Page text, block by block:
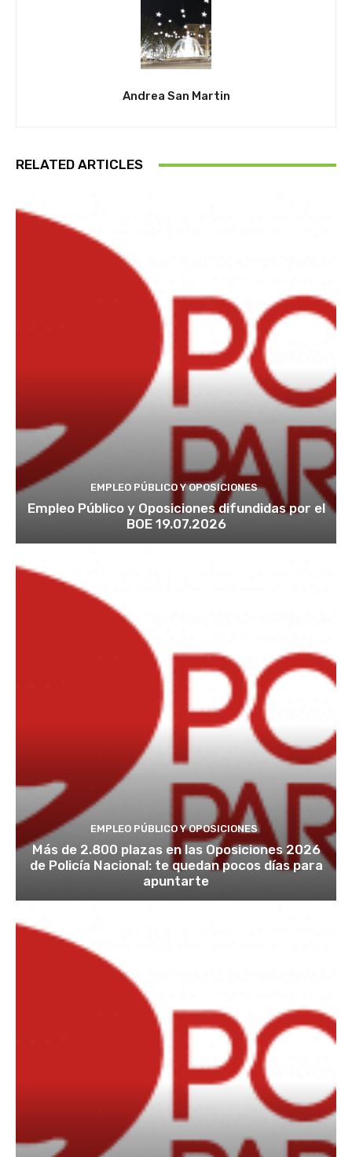
Andrea San Martin
RELATED ARTICLES
EMPLEO PÚBLICO Y OPOSICIONES
Empleo Público y Oposiciones difundidas por el
BOE 19.07.2026
EMPLEO PÚBLICO Y OPOSICIONES
Más de 2.800 plazas en las Oposiciones 2026
de Policía Nacional: te quedan pocos días para
apuntarte